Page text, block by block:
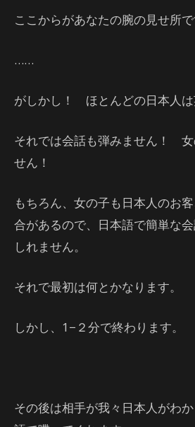
ここからがあなたの腕の見せ所で
……
がしかし！ ほとんどの日本人は
それでは会話も弾みません！ 女
せん！
もちろん、女の子も日本人のお
合があるので、日本語で簡単な
しれません。
それで最初は何とかなります。
しかし、1−２分で終わります。
その後は相手が我々日本人がわ